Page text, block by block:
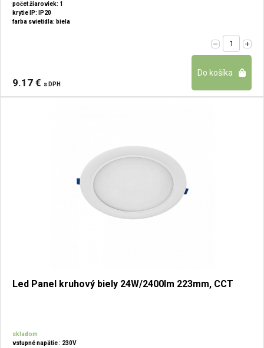
počet žiaroviek: 1
krytie IP: IP20
farba svietidla: biela
9.17 € s DPH
Led Panel kruhový biely 24W/2400lm 223mm, CCT
skladom
vstupné napätie : 230V